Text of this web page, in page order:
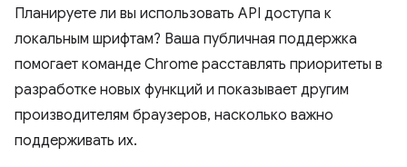
Планируете ли вы использовать API доступа к
локальным шрифтам? Ваша публичная поддержка
помогает команде Chrome расставлять приоритеты в
разработке новых функций и показывает другим
производителям браузеров, насколько важно
поддерживать их.